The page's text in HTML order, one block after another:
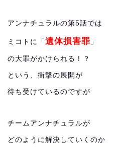
アンナチュラルの第5話では
ミコトに「 遺体損害罪 」
の大罪がかけられる！？
という、衝撃の展開が
待ち受けているのですが
チームアンナチュラルが
どのように解決していくのか